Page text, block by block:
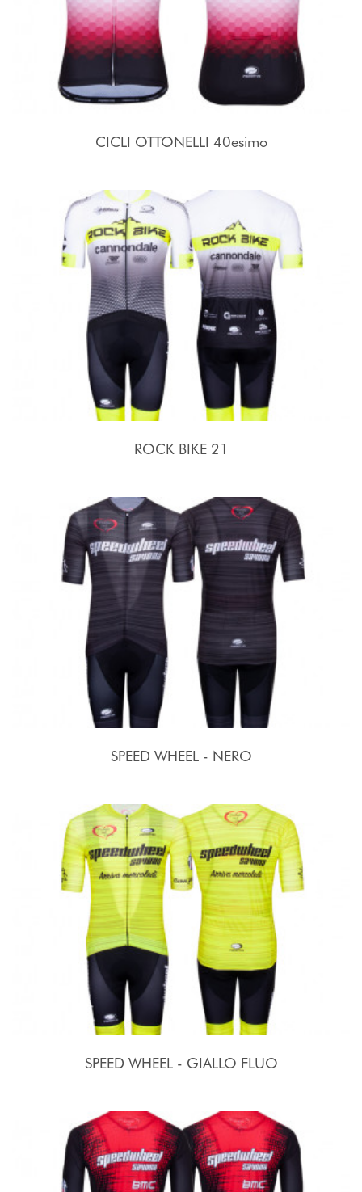
CICLI OTTONELLI 40esimo
ROCK BIKE 21
SPEED WHEEL - NERO
SPEED WHEEL - GIALLO FLUO